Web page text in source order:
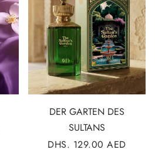
DER GARTEN DES
SULTANS
NORMALER
DHS. 129.00 AED